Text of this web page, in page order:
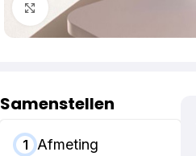
Klik om te vergroten
Samenstellen
1 Afmeting